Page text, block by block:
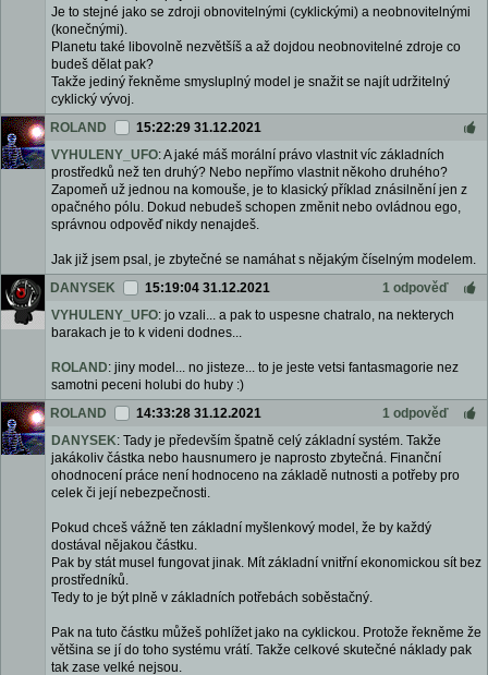
Je to stejné jako se zdroji obnovitelnými (cyklickými) a neobnovitelnými
(konečnými).
Planetu také libovolně nezvětšíš a až dojdou neobnovitelné zdroje co
budeš dělat pak?
Takže jediný řekněme smysluplný model je snažit se najít udržitelný
cyklický vývoj.
ROLAND
15:22:29 31.12.2021
VYHULENY_UFO: A jaké máš morální právo vlastnit víc základních
prostředků než ten druhý? Nebo nepřímo vlastnit někoho druhého?
Zapomeň už jednou na komouše, je to klasický příklad znásilnění jen z
opačného pólu. Dokud nebudeš schopen změnit nebo ovládnou ego,
správnou odpověď nikdy nenajdeš.
Jak již jsem psal, je zbytečné se namáhat s nějakým číselným modelem.
DANYSEK
15:19:04 31.12.2021
1 odpověď
VYHULENY_UFO: jo vzali... a pak to uspesne chatralo, na nekterych
barakach je to k videni dodnes...
ROLAND: jiny model... no jisteze... to je jeste vetsi fantasmagorie nez
samotni peceni holubi do huby :)
ROLAND
14:33:28 31.12.2021
1 odpověď
DANYSEK: Tady je především špatně celý základní systém. Takže
jakákoliv částka nebo hausnumero je naprosto zbytečná. Finanční
ohodnocení práce není hodnoceno na základě nutnosti a potřeby pro
celek či její nebezpečnosti.
Pokud chceš vážně ten základní myšlenkový model, že by každý
dostával nějakou částku.
Pak by stát musel fungovat jinak. Mít základní vnitřní ekonomickou sít bez
prostředníků.
Tedy to je být plně v základních potřebách soběstačný.
Pak na tuto částku můžeš pohlížet jako na cyklickou. Protože řekněme že
většina se jí do toho systému vrátí. Takže celkové skutečné náklady pak
tak zase velké nejsou.